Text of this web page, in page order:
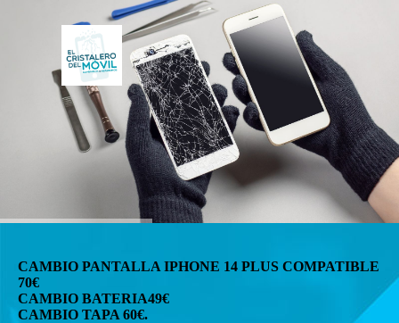
CAMBIO PANTALLA IPHONE 14 PLUS COMPATIBLE
70€
CAMBIO BATERIA49€
CAMBIO TAPA 60€.